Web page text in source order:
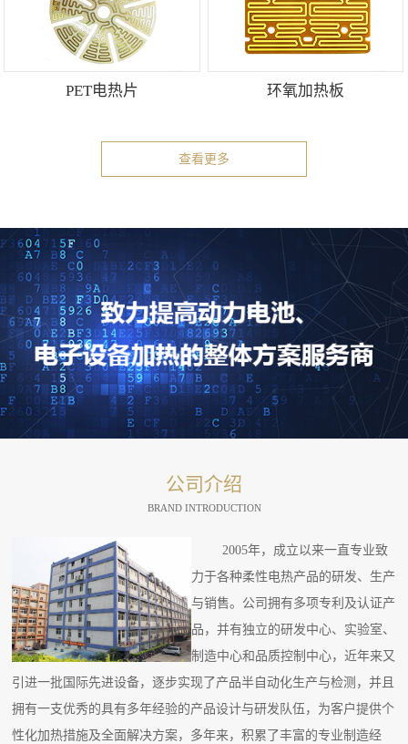
PET电热片 环氧加热板
查看更多
公司介绍
BRAND INTRODUCTION
2005年，成立以来一直专业致
力于各种柔性电热产品的研发、生产
与销售。公司拥有多项专利及认证产
品，并有独立的研发中心、实验室、
制造中心和品质控制中心，近年来又
引进一批国际先进设备，逐步实现了产品半自动化生产与检测，并且
拥有一支优秀的具有多年经验的产品设计与研发队伍，为客户提供个
性化加热措施及全面解决方案，多年来，积累了丰富的专业制造经